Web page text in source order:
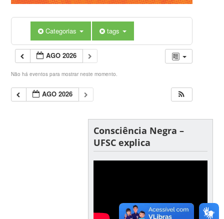
Categorias tags
AGO 2026
Não há eventos para mostrar neste momento.
AGO 2026
Consciência Negra –
UFSC explica